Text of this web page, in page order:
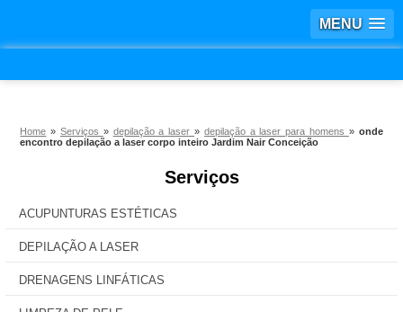
MENU
Home »Serviços » depilação a laser» depilação a laser para homens » onde
encontro depilação a laser corpo inteiro Jardim Nair Conceição
Serviços
ACUPUNTURAS ESTÉTICAS
DEPILAÇÃO A LASER
DRENAGENS LINFÁTICAS